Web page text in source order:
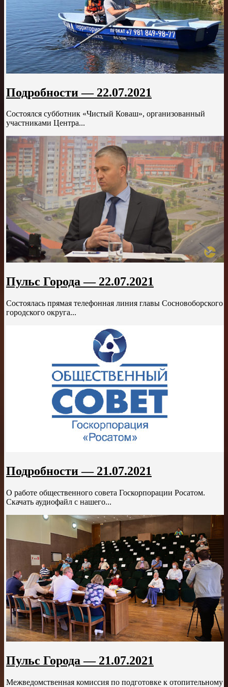
Подробности — 22.07.2021
Состоялся субботник «Чистый Коваш», организованный
участниками Центра...
Пульс Города — 22.07.2021
Состоялась прямая телефонная линия главы Сосновоборского
городского округа...
Подробности — 21.07.2021
О работе общественного совета Госкорпорации Росатом.
Скачать аудиофайл с нашего...
Пульс Города — 21.07.2021
Межведомственная комиссия по подготовке к отопительному